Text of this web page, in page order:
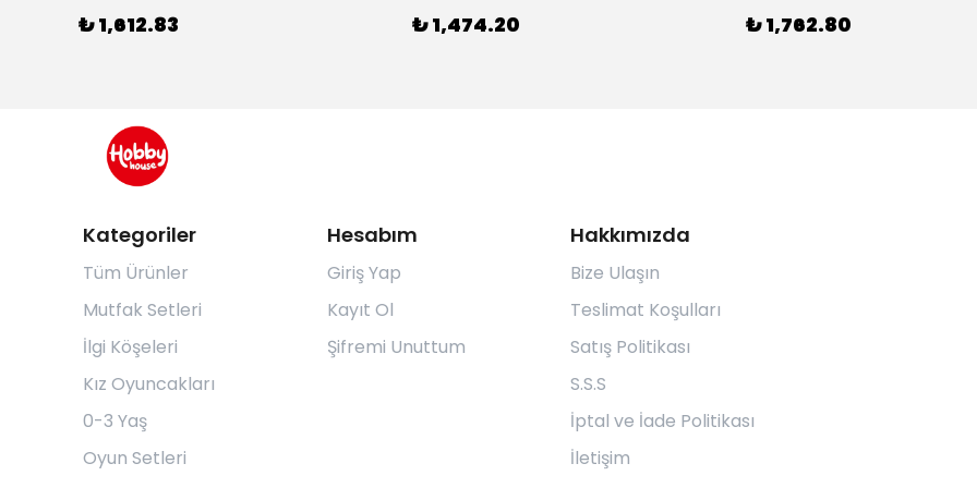
₺ 1,612.83 ₺ 1,474.20 ₺ 1,762.80
Kategoriler
Tüm Ürünler
Mutfak Setleri
İlgi Köşeleri
Kız Oyuncakları
0-3 Yaş
Oyun Setleri
Hesabım
Giriş Yap
Kayıt Ol
Şifremi Unuttum
Hakkımızda
Bize Ulaşın
Teslimat Koşulları
Satış Politikası
S.S.S
İptal ve İade Politikası
İletişim